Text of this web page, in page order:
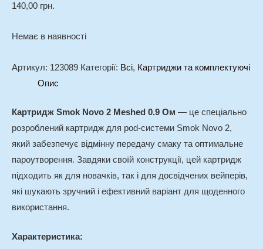
140,00 грн.
Немає в наявності
Артикул: 123089 Категорії: Всі, Картриджи та комплектуючі
Опис
Картридж Smok Novo 2 Meshed 0.9 Ом — це спеціально
розроблений картридж для pod-системи Smok Novo 2,
який забезпечує відмінну передачу смаку та оптимальне
пароутворення. Завдяки своїй конструкції, цей картридж
підходить як для новачків, так і для досвідчених вейперів,
які шукають зручний і ефективний варіант для щоденного
використання.
Характеристика: